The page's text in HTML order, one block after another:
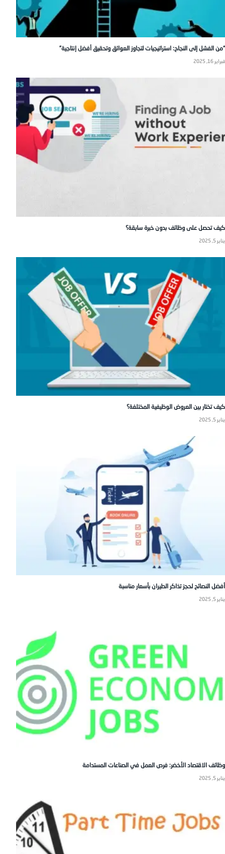
“من الفشل إلى النجاح: استراتيجيات لتجاوز العوائق وتحقيق أفضل إنتاجية”
فبراير 16, 2025
كيف تحصل على وظائف بدون خبرة سابقة؟
يناير 5, 2025
كيف تختار بين العروض الوظيفية المختلفة؟
يناير 5, 2025
أفضل النصائح لحجز تذاكر الطيران بأسعار مناسبة
يناير 5, 2025
وظائف الاقتصاد الأخضر: فرص العمل في الصناعات المستدامة
يناير 5, 2025